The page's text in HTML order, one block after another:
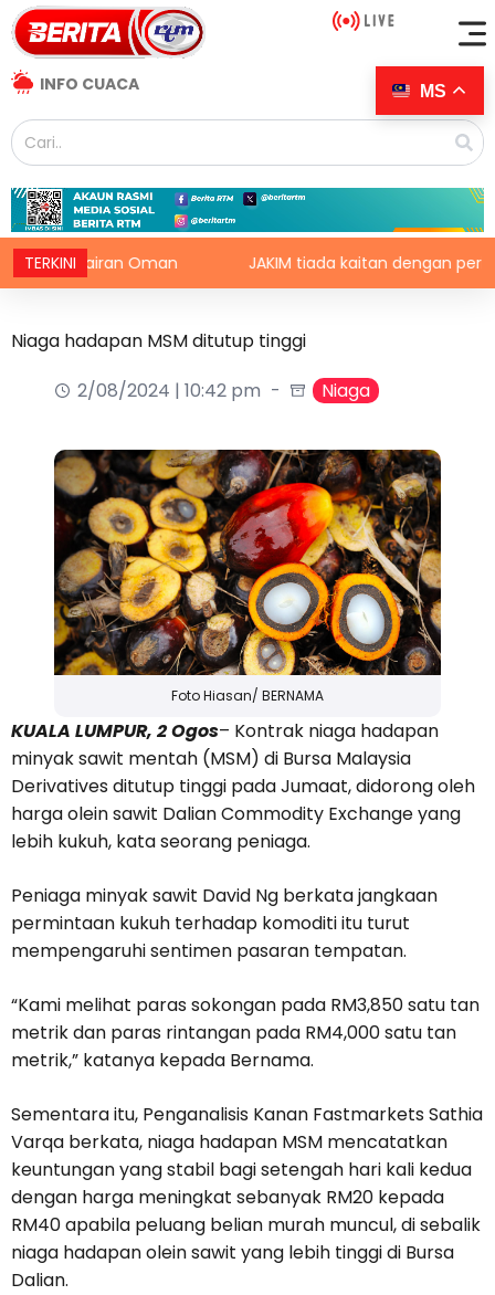
INFO CUACA
TERKINIOman JAKIM tiada kaitan dengan
Niaga hadapan MSM ditutup tinggi
2/08/2024 | 10:42 pm
Niaga
Foto Hiasan/ BERNAMA
KUALA LUMPUR, 2 Ogos– Kontrak niaga hadapan
minyak sawit mentah (MSM) di Bursa Malaysia
Derivatives ditutup tinggi pada Jumaat, didorong oleh
harga olein sawit Dalian Commodity Exchange yang
lebih kukuh, kata seorang peniaga.
Peniaga minyak sawit David Ng berkata jangkaan
permintaan kukuh terhadap komoditi itu turut
mempengaruhi sentimen pasaran tempatan.
“Kami melihat paras sokongan pada RM3,850 satu tan
metrik dan paras rintangan pada RM4,000 satu tan
metrik,” katanya kepada Bernama.
Sementara itu, Penganalisis Kanan Fastmarkets Sathia
Varqa berkata, niaga hadapan MSM mencatatkan
keuntungan yang stabil bagi setengah hari kali kedua
dengan harga meningkat sebanyak RM20 kepada
RM40 apabila peluang belian murah muncul, di sebalik
niaga hadapan olein sawit yang lebih tinggi di Bursa
Dalian.
MS